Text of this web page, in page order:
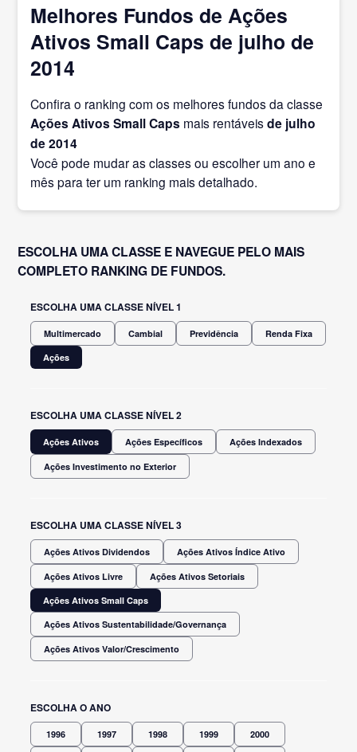
Melhores Fundos de Ações
Ativos Small Caps de julho de
2014
Confira o ranking com os melhores fundos da classe
Ações Ativos Small Caps mais rentáveisde julho
de 2014
Você pode mudar as classes ou escolher um ano e
mês para ter um ranking mais detalhado.
ESCOLHA UMA CLASSE E NAVEGUE PELO MAIS
COMPLETO RANKING DE FUNDOS.
ESCOLHA UMA CLASSE NÍVEL 1
Multimercado Cambial Previdência
Renda Fixa
Ações
ESCOLHA UMA CLASSE NÍVEL 2
Ações Ativos Ações Específicos Ações Indexados
Ações Investimento no Exterior
ESCOLHA UMA CLASSE NÍVEL 3
Ações Ativos Dividendos Ações Ativos Índice Ativo
Ações Ativos Livre
Ações Ativos Setoriais
Ações Ativos Small Caps
Ações Ativos Sustentabilidade/Governança
Ações Ativos Valor/Crescimento
ESCOLHA O ANO
1996 1997 1998 1999 2000